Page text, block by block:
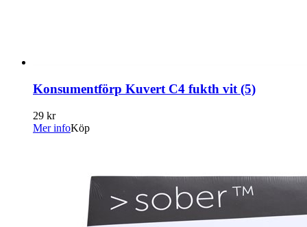
Konsumentförp Kuvert C4 fukth vit (5)
29 kr
Mer infoKöp